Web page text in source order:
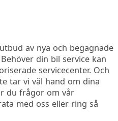
av nya och begagnade
din bil service kan
servicecenter. Och
tar vi väl hand om dina
du frågor om vår
med oss eller ring så